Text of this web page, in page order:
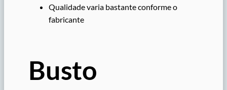
Qualidade varia bastante conforme o
fabricante
Busto